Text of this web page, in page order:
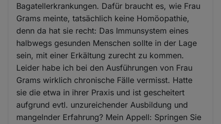
Bagatellerkrankungen. Dafür braucht es, wie Frau
Grams meinte, tatsächlich keine Homöopathie,
denn da hat sie recht: Das Immunsystem eines
halbwegs gesunden Menschen sollte in der Lage
sein, mit einer Erkältung zurecht zu kommen.
Leider habe ich bei den Ausführungen von Frau
Grams wirklich chronische Fälle vermisst. Hatte
sie die etwa in ihrer Praxis und ist gescheitert
aufgrund evtl. unzureichender Ausbildung und
mangelnder Erfahrung? Mein Appell: Springen Sie